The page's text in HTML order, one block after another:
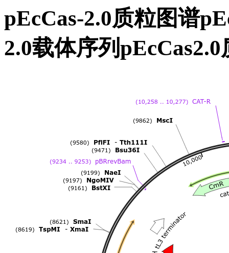
pEcCas-2.0质粒图谱
2.0载体序列